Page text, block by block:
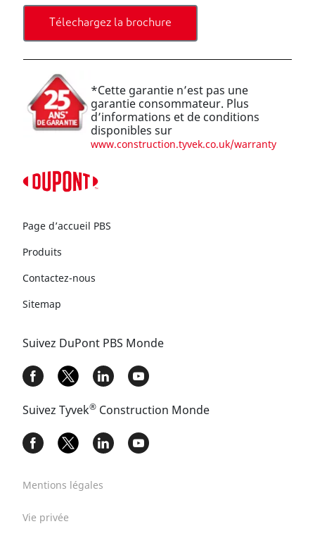
Télechargez la brochure
*Cette garantie n’est pas une
garantie consommateur. Plus
d’informations et de conditions
disponibles sur
www.construction.tyvek.co.uk/warranty
Page d’accueil PBS
Produits
Contactez-nous
Sitemap
Suivez DuPont PBS Monde
Suivez Tyvek®Construction Monde​
Mentions légales
Vie privée